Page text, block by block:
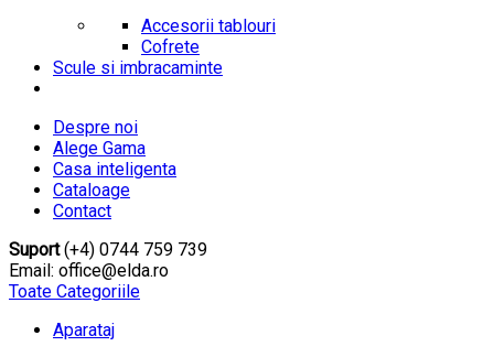
Accesorii tablouri
Cofrete
Scule si imbracaminte
Despre noi
Alege Gama
Casa inteligenta
Cataloage
Contact
Suport(+4) 0744 759 739
Email: office@elda.ro
Toate Categoriile
Aparataj